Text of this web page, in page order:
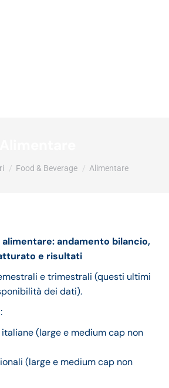
Food & Beverage Alimentare
andamento bilancio,
e risultati
e trimestrali (questi ultimi
dei dati).
(large e medium cap non
(large e medium cap non